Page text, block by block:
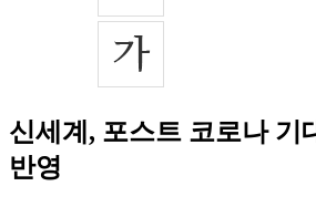
신세계, 포스트 코로나 기
반영